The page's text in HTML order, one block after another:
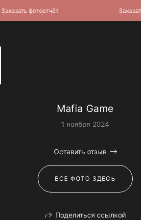
Mafia Game
1 ноября 2024
Оставить отзыв
ВСЕ ФОТО ЗДЕСЬ
Поделиться ссылкой
фотоотчёт Заказать